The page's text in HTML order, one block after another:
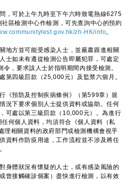
可於上午九時至下午六時致電熱線6275
區檢測中心作檢測，可先查詢中心的預約
zh-HK/info。
方並可能受感染人士，並嚴肅跟進相關
士如未有遵從檢測公告即屬犯罪，可處定
，要求該人士於指明期間內接受檢測。
第四級罰款（25,000元）及監禁六個月。
預防及控制疾病條例》（第599章）規
況下要求個別人士提供資料或協助。任何
可處以第三級罰款（10,000元）。為進行
何個人資料，均須符合《個人資料（私
理相關資料的政府部門或檢測機構會視乎
資料作防疫用途，工作流程並不涉及將任
體狀況有懷疑的人士，或有感染風險的
曾接觸確診個案）盡快進行檢測，以有效